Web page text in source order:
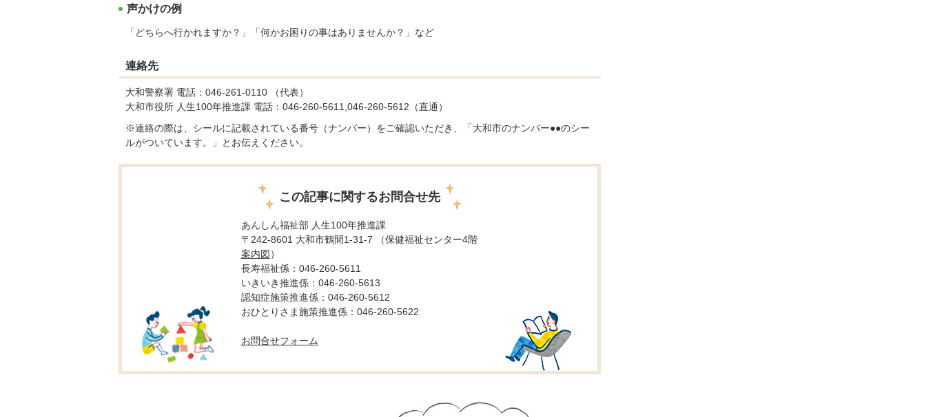
声かけの例
「どちらへ行かれますか？」「何かお困りの事はありませんか？」など
連絡先
大和警察署 電話：046-261-0110 （代表）
大和市役所 人生100年推進課 電話：046-260-5611,046-260-5612（直通）
※連絡の際は、シールに記載されている番号（ナンバー）をご確認いただき、「大和市のナンバー●●のシー
ルがついています。」とお伝えください。
この記事に関するお問合せ先
あんしん福祉部 人生100年推進課
〒242-8601 大和市鶴間1-31-7 （保健福祉センター4階
案内図 ）
長寿福祉係：046-260-5611
いきいき推進係：046-260-5613
認知症施策推進係：046-260-5612
おひとりさま施策推進係：046-260-5622
お問合せフォーム